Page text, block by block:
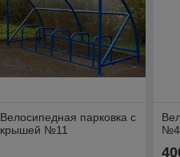
Велосипедная парковка с
крышей №11
№4